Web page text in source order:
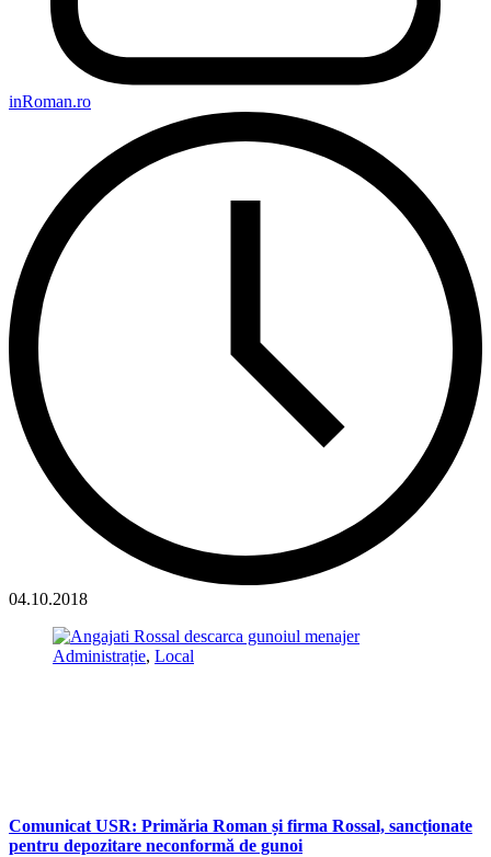
inRoman.ro
04.10.2018
Administrație, Local
Comunicat USR: Primăria Roman și firma Rossal, sancționate
pentru depozitare neconformă de gunoi